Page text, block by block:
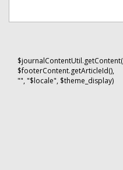
$footerContent.getArticleId(),
"", "$locale", $theme_display)